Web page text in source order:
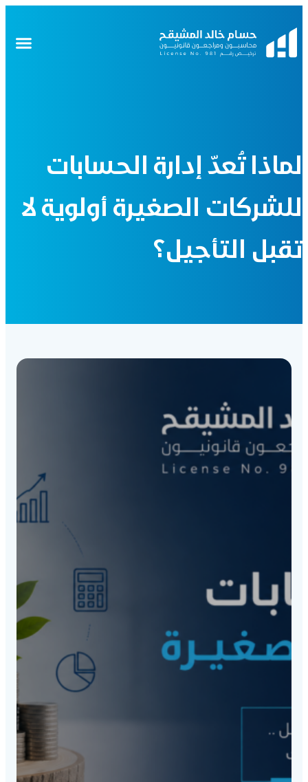
لماذا تُعدّ إدارة الحسابات
للشركات الصغيرة أولوية لا
تقبل التأجيل؟